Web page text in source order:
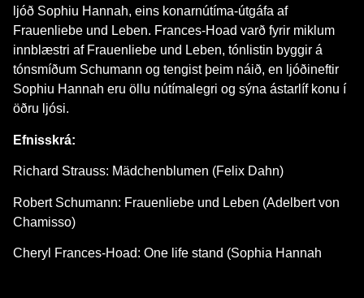
ljóð Sophiu Hannah, eins konarnútíma-útgáfa af
Frauenliebe und Leben. Frances-Hoad varð fyrir miklum
innblæstri af Frauenliebe und Leben, tónlistin byggir á
tónsmíðum Schumann og tengist þeim náið, en ljóðineftir
Sophiu Hannah eru öllu nútímalegri og sýna ástarlíf konu í
öðru ljósi.
Efnisskrá:
Richard Strauss: Mädchenblumen (Felix Dahn)
Robert Schumann: Frauenliebe und Leben (Adelbert von
Chamisso)
Cheryl Frances-Hoad: One life stand (Sophia Hannah